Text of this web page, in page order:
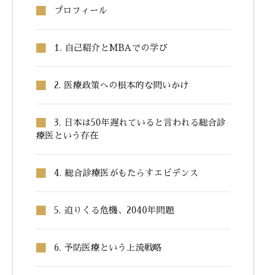
プロフィール
1. 自己紹介とMBAでの学び
2. 医療政策への根本的な問いかけ
3. 日本は50年遅れていると言われる総合診
療医という存在
4. 総合診療医がもたらすエビデンス
5. 迫りくる危機、2040年問題
6. 予防医療という上流戦略